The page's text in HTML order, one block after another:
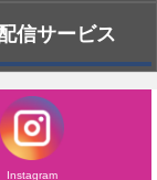
信サービス
Instagram